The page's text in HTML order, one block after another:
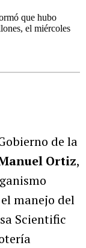
de la
Ortiz,
manejo del
Scientific